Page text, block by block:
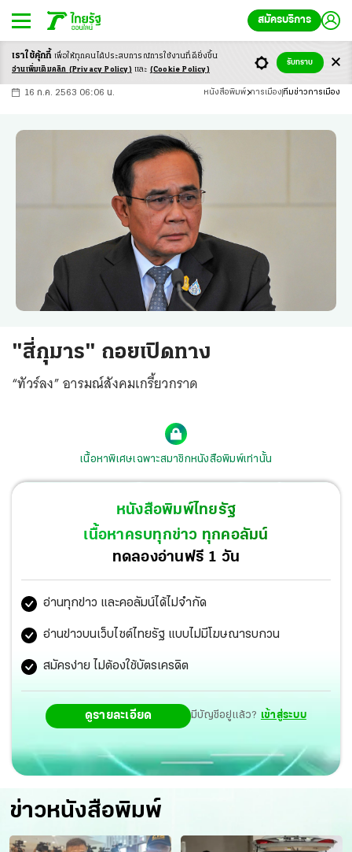
สมัครบริการ
-ก ก ก+
16 ก.ค. 2563 06:06 น. หนังสือพิมพ์ การเมือง ทีมข่าวการเมือง
"สี่กุมาร" ถอยเปิดทาง
“ทัวร์ลง” อารมณ์สังคมเกรี้ยวกราด
เนื้อหาพิเศษเฉพาะสมาชิกหนังสือพิมพ์เท่านั้น
หนังสือพิมพ์ไทยรัฐ
เนื้อหาครบทุกข่าว ทุกคอลัมน์
ทดลองอ่านฟรี 1 วัน
อ่านทุกข่าว และคอลัมน์ได้ไม่จำกัด
อ่านข่าวบนเว็บไซต์ไทยรัฐ แบบไม่มีโฆษณารบกวน
สมัครง่าย ไม่ต้องใช้บัตรเครดิต
ดูรายละเอียด มีบัญชีอยู่แล้ว? เข้าสู่ระบบ
ข่าวหนังสือพิมพ์
เราใช้คุ้กกี้ เพื่อให้ทุกคนได้ประสบการณ์การใช้งานที่ดียิ่งขึ้น
อ่านเพิ่มเติมคลิก (Privacy Policy) และ (Cookie Policy)
รับทราบ